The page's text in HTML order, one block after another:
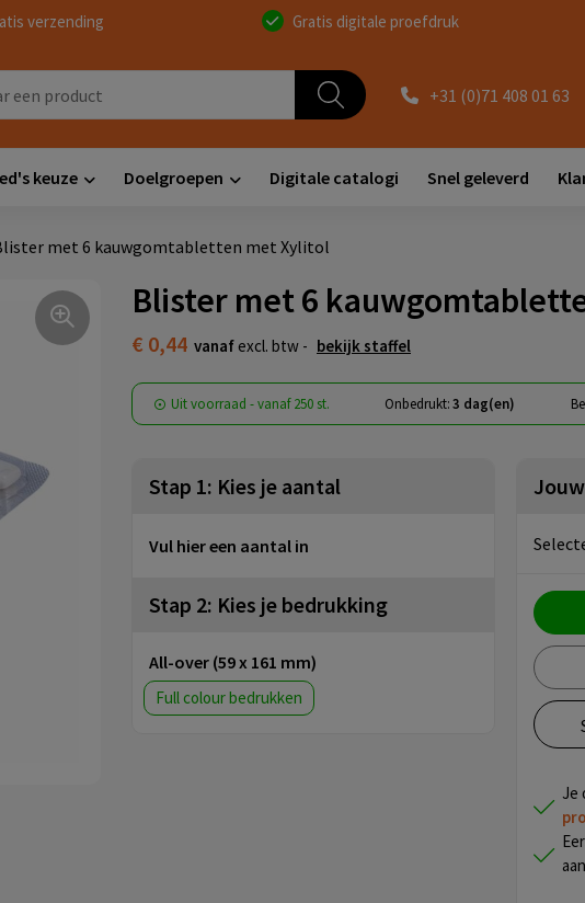
verzending Gratis digitale proefdruk
+31 (0)71 408 01 63
keuze Doelgroepen Digitale catalogi Snel geleverd
met 6 kauwgomtabletten met Xylitol
Blister met 6
€ 0,44 vanaf excl. btw - bekijk staffel
Uit voorraad -vanaf250 st. Onbedrukt:3 dag(en)
Stap 1: Kies je aantal
Vul hier een aantal in
Stap 2: Kies je bedrukking
All-over (59 x 161 mm)
Full colour
Je
aan